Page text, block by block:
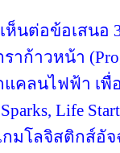
ห็นต่อข้อเสน
ก้าวหน้า
คลนไฟฟ้า เพื่
Life
เกมโลจิสติกส์